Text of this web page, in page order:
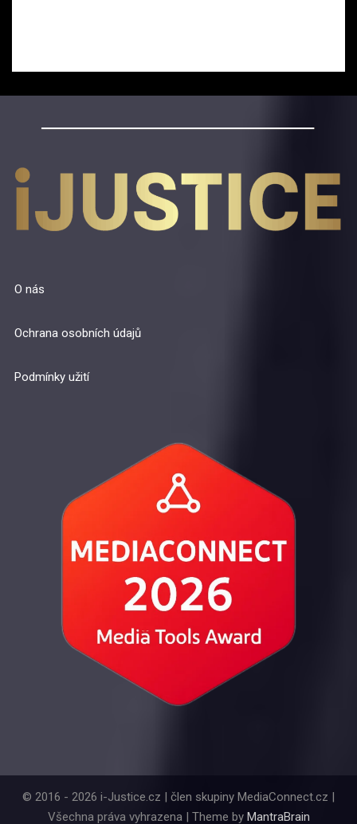
O nás
Ochrana osobních údajů
Podmínky užití
© 2016 - 2026 i-Justice.cz | člen skupiny MediaConnect.cz |
Všechna práva vyhrazena | Theme by MantraBrain